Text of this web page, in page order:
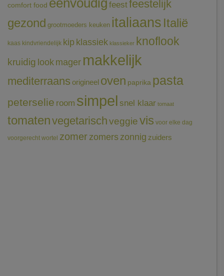
comfort food eenvoudig feestfeestelijk
gezond grootmoeders keuken italiaans Italië
kaas kindvriendelijk kip klassiek klassieker knoflook
kruidig look mager makkelijk
mediterraans origineel oven paprika pasta
peterselie room simpel snel klaar tomaat
tomatenvegetarischveggievis voor elke dag
voorgerecht wortel zomerzomerszonnig zuiders